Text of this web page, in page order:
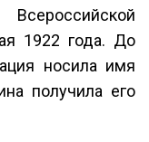
1922 года. До
носила имя
получила его